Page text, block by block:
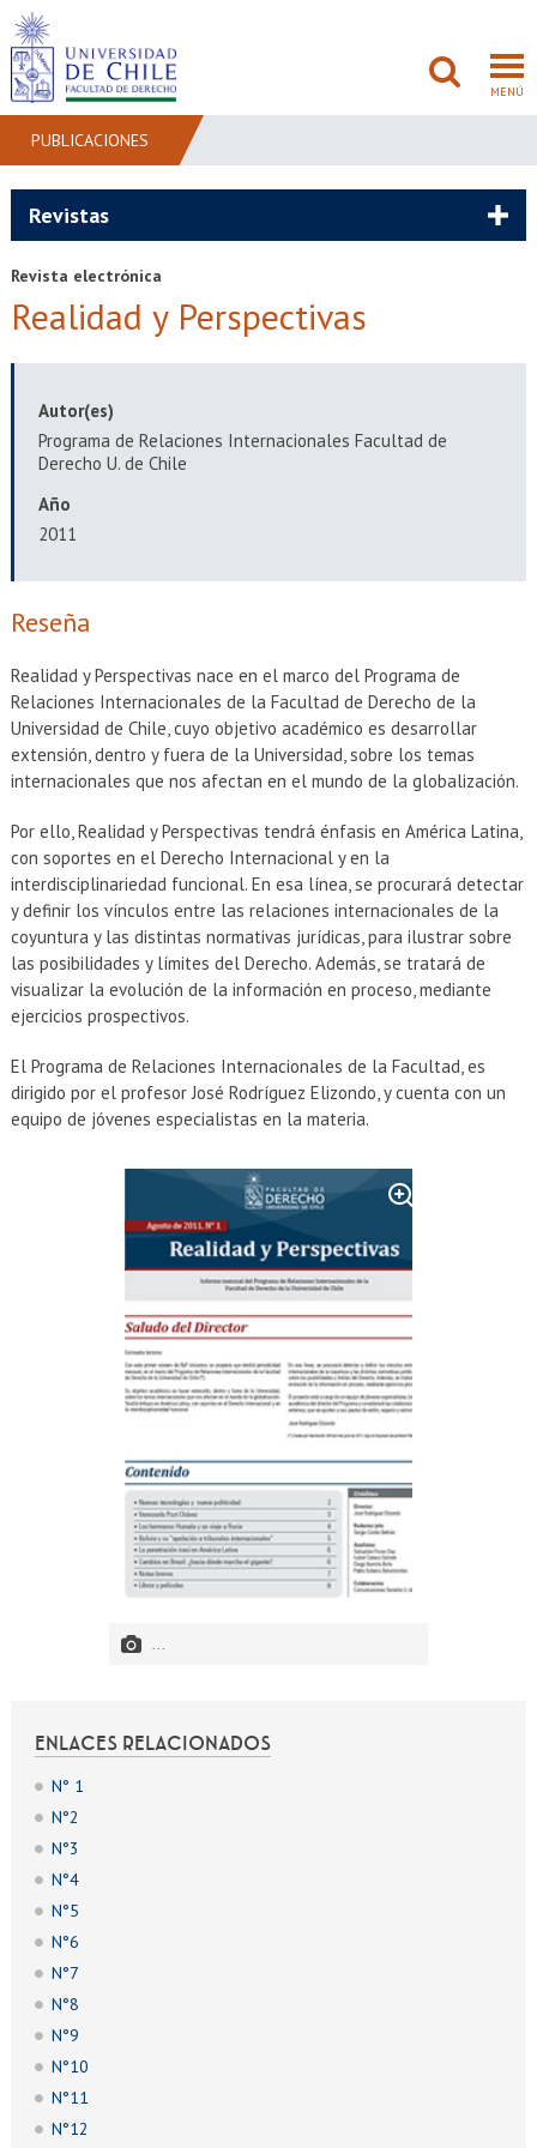
MENÚ
POSTGRADO
INVESTIGACIÓN
PUBLICACIONES
Revistas
Revista electrónica
Realidad y Perspectivas
Autor(es)
Programa de Relaciones Internacionales Facultad de
Derecho U. de Chile
Año
2011
ENLACES RELACIONADOS
N° 1
N°2
N°3
N°4
N°5
N°6
N°7
N°8
N°9
N°10
N°11
N°12
Reseña
Realidad y Perspectivas nace en el marco del Programa de
Relaciones Internacionales de la Facultad de Derecho de la
Universidad de Chile, cuyo objetivo académico es desarrollar
extensión, dentro y fuera de la Universidad, sobre los temas
internacionales que nos afectan en el mundo de la globalización.
Por ello, Realidad y Perspectivas tendrá énfasis en América Latina,
con soportes en el Derecho Internacional y en la
interdisciplinariedad funcional. En esa línea, se procurará detectar
y definir los vínculos entre las relaciones internacionales de la
coyuntura y las distintas normativas jurídicas, para ilustrar sobre
las posibilidades y límites del Derecho. Además, se tratará de
visualizar la evolución de la información en proceso, mediante
ejercicios prospectivos.
El Programa de Relaciones Internacionales de la Facultad, es
dirigido por el profesor José Rodríguez Elizondo, y cuenta con un
equipo de jóvenes especialistas en la materia.
...